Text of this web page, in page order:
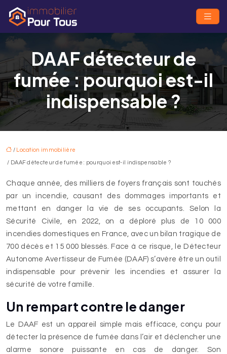
DAAF détecteur de
fumée : pourquoi est-il
indispensable ?
/ Location immobilière
/ DAAF détecteur de fumée : pourquoi est-il indispensable ?
Chaque année, des milliers de foyers français sont touchés
par un incendie, causant des dommages importants et
mettant en danger la vie de ses occupants. Selon la
Sécurité Civile, en 2022, on a déploré plus de 10 000
incendies domestiques en France, avec un bilan tragique de
700 décès et 15 000 blessés. Face à ce risque, le Détecteur
Autonome Avertisseur de Fumée (DAAF) s’avère être un outil
indispensable pour prévenir les incendies et assurer la
sécurité de votre famille.
Un rempart contre le danger
Le DAAF est un appareil simple mais efficace, conçu pour
détecter la présence de fumée dans l’air et déclencher une
alarme sonore puissante en cas de danger. Son